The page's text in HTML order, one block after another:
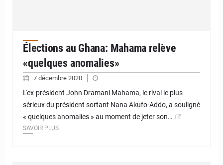
Élections au Ghana: Mahama relève
«quelques anomalies»
7 décembre 2020
L'ex-président John Dramani Mahama, le rival le plus
sérieux du président sortant Nana Akufo-Addo, a souligné
« quelques anomalies » au moment de jeter son…
SAVOIR PLUS